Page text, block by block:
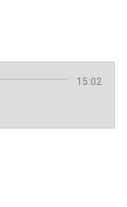
15:02